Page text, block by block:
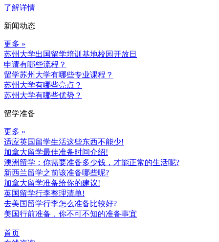
了解详情
新闻动态
更多 »
苏州大学出国留学培训基地校园开放日
申请有哪些流程？
留学苏州大学有哪些专业课程？
苏州大学有哪些亮点？
苏州大学有哪些优势？
留学准备
更多 »
适应英国留学生活这些东西不能少!
加拿大留学最佳准备时间介绍!
澳洲留学：你需要准备多少钱，才能正常的生活呢?
新西兰留学之前该准备哪些呢?
加拿大留学准备给你的建议!
英国留学行李整理清单!
去美国留学行李怎么准备比较好?
美国行前准备，你不可不知的准备事宜
首页